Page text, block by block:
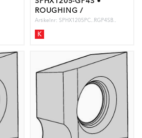
ROUGHING /
FINISHING
Artikelnr: SPHX1205PC..RGP4SB..
K